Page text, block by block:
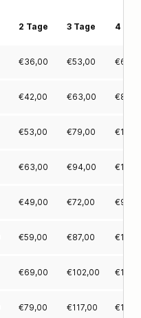
2 Tage 3 Tage 4
€36,00 €53,00 €
€42,00 €63,00 €
€53,00 €79,00 €
€63,00 €94,00 €
€49,00 €72,00 €
€59,00 €87,00 €
€69,00 €102,00 €
€79,00 €117,00 €